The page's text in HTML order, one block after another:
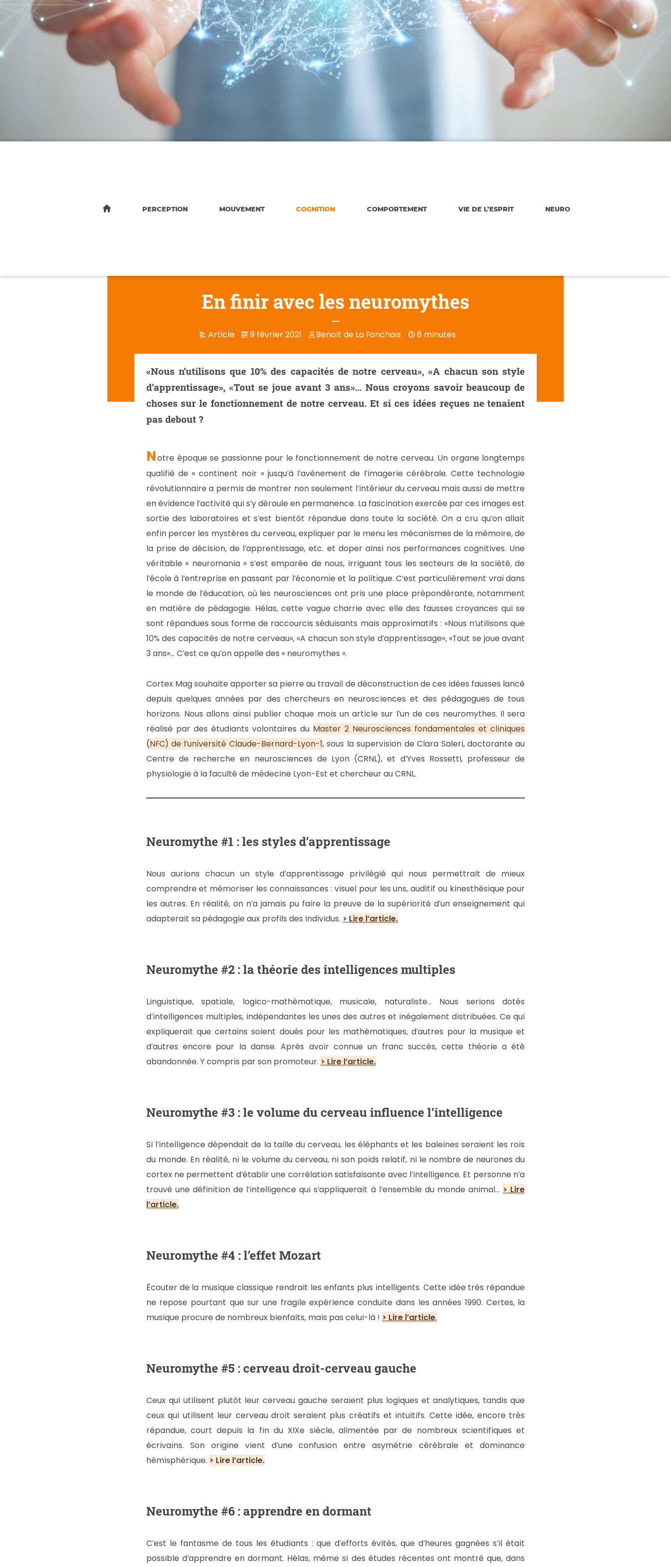
PERCEPTION MOUVEMENT COGNITION COMPORTEMENT VIE DE L’ESPRIT NEURO
En finir avec les neuromythes
Article 9 février 2021 Benoit de La Fonchais 8 minutes
«Nous n’utilisons que 10% des capacités de notre cerveau», «A chacun son style
d’apprentissage», «Tout se joue avant 3 ans»… Nous croyons savoir beaucoup de
choses sur le fonctionnement de notre cerveau. Et si ces idées reçues ne tenaient
pas debout ?
Notre époque se passionne pour le fonctionnement de notre cerveau. Un organe longtemps
qualifié de « continent noir » jusqu’à l’avènement de l’imagerie cérébrale. Cette technologie
révolutionnaire a permis de montrer non seulement l’intérieur du cerveau mais aussi de mettre
en évidence l’activité qui s’y déroule en permanence. La fascination exercée par ces images est
sortie des laboratoires et s’est bientôt répandue dans toute la société. On a cru qu’on allait
enfin percer les mystères du cerveau, expliquer par le menu les mécanismes de la mémoire, de
la prise de décision, de l’apprentissage, etc. et doper ainsi nos performances cognitives. Une
véritable « neuromania » s’est emparée de nous, irriguant tous les secteurs de la société, de
l’école à l’entreprise en passant par l’économie et la politique. C’est particulièrement vrai dans
le monde de l’éducation, où les neurosciences ont pris une place prépondérante, notamment
en matière de pédagogie. Hélas, cette vague charrie avec elle des fausses croyances qui se
sont répandues sous forme de raccourcis séduisants mais approximatifs : «Nous n’utilisons que
10% des capacités de notre cerveau», «A chacun son style d’apprentissage», «Tout se joue avant
3 ans»… C’est ce qu’on appelle des « neuromythes ».
Cortex Mag souhaite apporter sa pierre au travail de déconstruction de ces idées fausses lancé
depuis quelques années par des chercheurs en neurosciences et des pédagogues de tous
horizons. Nous allons ainsi publier chaque mois un article sur l’un de ces neuromythes. Il sera
réalisé par des étudiants volontaires du Master 2 Neurosciences fondamentales et cliniques
(NFC) de l’université Claude-Bernard-Lyon-1, sous la supervision de Clara Saleri, doctorante au
Centre de recherche en neurosciences de Lyon (CRNL), et d’Yves Rossetti, professeur de
physiologie à la faculté de médecine Lyon-Est et chercheur au CRNL.
Neuromythe #1 : les styles d’apprentissage
Nous aurions chacun un style d’apprentissage privilégié qui nous permettrait de mieux
comprendre et mémoriser les connaissances : visuel pour les uns, auditif ou kinesthésique pour
les autres. En réalité, on n’a jamais pu faire la preuve de la supériorité d’un enseignement qui
adapterait sa pédagogie aux profils des individus. > Lire l’article.
Neuromythe #2 : la théorie des intelligences multiples
Linguistique, spatiale, logico-mathématique, musicale, naturaliste… Nous serions dotés
d’intelligences multiples, indépendantes les unes des autres et inégalement distribuées. Ce qui
expliquerait que certains soient doués pour les mathématiques, d’autres pour la musique et
d’autres encore pour la danse. Après avoir connue un franc succès, cette théorie a été
abandonnée. Y compris par son promoteur. > Lire l’article.
Neuromythe #3 : le volume du cerveau influence l’intelligence
Si l’intelligence dépendait de la taille du cerveau, les éléphants et les baleines seraient les rois
du monde. En réalité, ni le volume du cerveau, ni son poids relatif, ni le nombre de neurones du
cortex ne permettent d’établir une corrélation satisfaisante avec l’intelligence. Et personne n’a
trouvé une définition de l’intelligence qui s’appliquerait à l’ensemble du monde animal… > Lire
l’article.
Neuromythe #4 : l’effet Mozart
Écouter de la musique classique rendrait les enfants plus intelligents. Cette idée très répandue
ne repose pourtant que sur une fragile expérience conduite dans les années 1990. Certes, la
musique procure de nombreux bienfaits, mais pas celui-là ! > Lire l’article.
Neuromythe #5 : cerveau droit-cerveau gauche
Ceux qui utilisent plutôt leur cerveau gauche seraient plus logiques et analytiques, tandis que
ceux qui utilisent leur cerveau droit seraient plus créatifs et intuitifs. Cette idée, encore très
répandue, court depuis la fin du XIXe siècle, alimentée par de nombreux scientifiques et
écrivains. Son origine vient d’une confusion entre asymétrie cérébrale et dominance
hémisphérique. > Lire l’article.
Neuromythe #6 : apprendre en dormant
C’est le fantasme de tous les étudiants : que d’efforts évités, que d’heures gagnées s’il était
possible d’apprendre en dormant. Hélas, même si des études récentes ont montré que, dans